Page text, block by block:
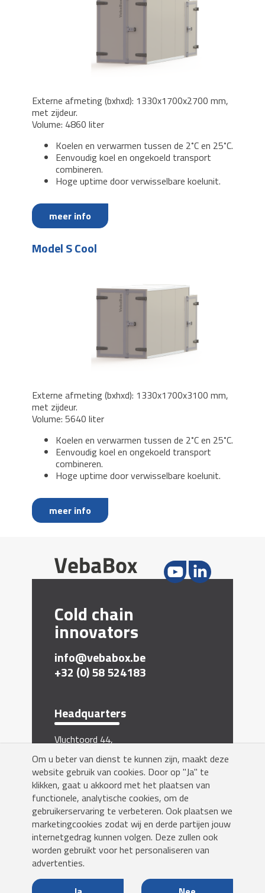
Om u beter van dienst te kunnen zijn, maakt deze
website gebruik van cookies. Door op "Ja" te
klikken, gaat u akkoord met het plaatsen van
functionele, analytische cookies, om de
gebruikerservaring te verbeteren. Ook plaatsen we
marketingcookies zodat wij en derde partijen jouw
internetgedrag kunnen volgen. Deze zullen ook
worden gebruikt voor het personaliseren van
advertenties.
Externe afmeting (bxhxd): 1330x1700x2700 mm,
met zijdeur.
Volume: 4860 liter
Koelen en verwarmen tussen de 2˚C en 25˚C.
Eenvoudig koel en ongekoeld transport
combineren.
Hoge uptime door verwisselbare koelunit.
meer info
Model S Cool
Externe afmeting (bxhxd): 1330x1700x3100 mm,
met zijdeur.
Volume: 5640 liter
Koelen en verwarmen tussen de 2˚C en 25˚C.
Eenvoudig koel en ongekoeld transport
combineren.
Hoge uptime door verwisselbare koelunit.
meer info
Cold chain
innovators
info@vebabox.be
+32 (0) 58 524183
Headquarters
Vluchtoord 44,
Inschrijven nieuwsbrief
Yes!